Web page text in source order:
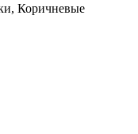
Коричневые